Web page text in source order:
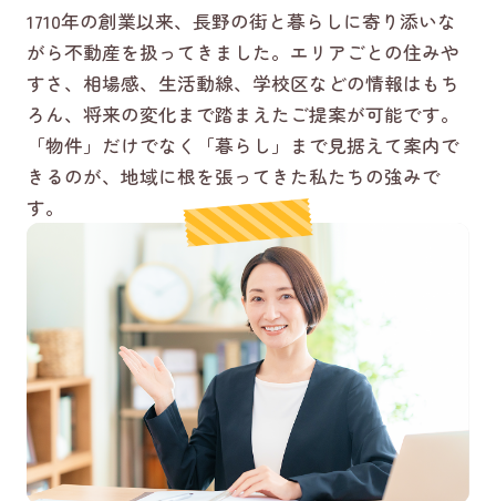
1710年の創業以来、長野の街と暮らしに寄り添いな
がら不動産を扱ってきました。エリアごとの住みや
すさ、相場感、生活動線、学校区などの情報はもち
ろん、将来の変化まで踏まえたご提案が可能です。
「物件」だけでなく「暮らし」まで見据えて案内で
きるのが、地域に根を張ってきた私たちの強みで
す。